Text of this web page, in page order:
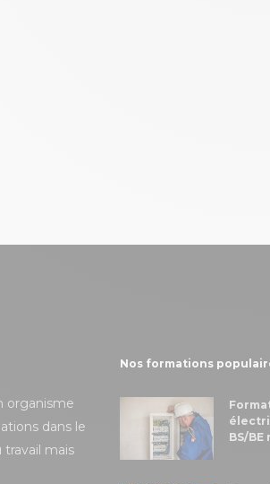
organisme
dans le
mais
Nos formations
BS/